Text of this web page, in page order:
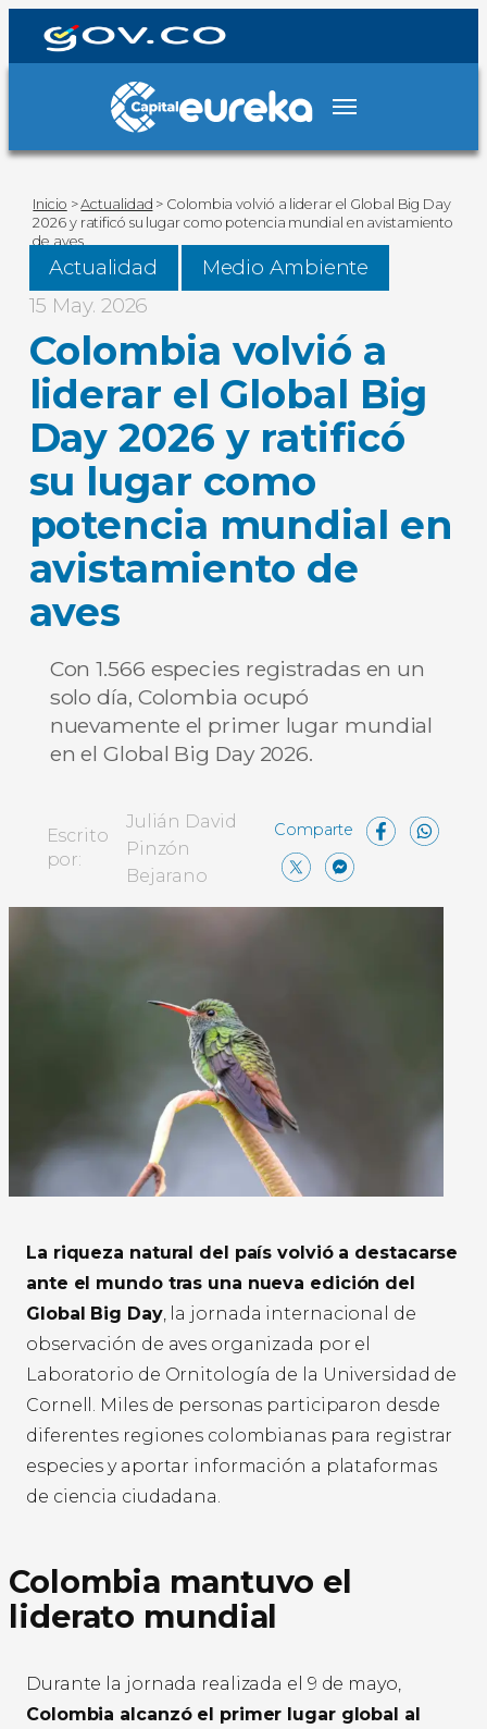
Inicio >Actualidad > Colombia volvió a liderar el Global Big Day
2026 y ratificó su lugar como potencia mundial en avistamiento
de aves
Actualidad
Medio Ambiente
15 May. 2026
Colombia volvió a
liderar el Global Big
Day 2026 y ratificó
su lugar como
potencia mundial en
avistamiento de
aves
Con 1.566 especies registradas en un
solo día, Colombia ocupó
nuevamente el primer lugar mundial
en el Global Big Day 2026.
Escrito
por:
Julián David
Pinzón
Bejarano
X
La riqueza natural del país volvió a destacarse
ante el mundo tras una nueva edición del
Global Big Day, la jornada internacional de
observación de aves organizada por el
Laboratorio de Ornitología de la Universidad de
Cornell. Miles de personas participaron desde
diferentes regiones colombianas para registrar
especies y aportar información a plataformas
de ciencia ciudadana.
Colombia mantuvo el
liderato mundial
Durante la jornada realizada el 9 de mayo,
Colombia alcanzó el primer lugar global al